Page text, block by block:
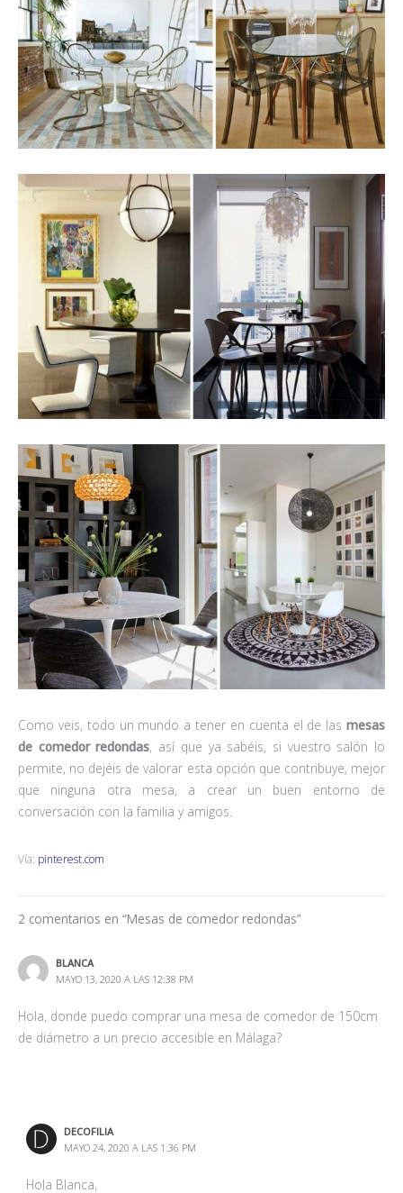
Como veis, todo un mundo a tener en cuenta el de las mesas
de comedor redondas, así que ya sabéis, si vuestro salón lo
permite, no dejéis de valorar esta opción que contribuye, mejor
que ninguna otra mesa, a crear un buen entorno de
conversación con la familia y amigos.
Vía: pinterest.com
2 comentarios en “Mesas de comedor redondas”
BLANCA
MAYO 13, 2020 A LAS 12:38 PM
Hola, donde puedo comprar una mesa de comedor de 150cm
de diámetro a un precio accesible en Málaga?
DECOFILIA
MAYO 24, 2020 A LAS 1:36 PM
Hola Blanca,